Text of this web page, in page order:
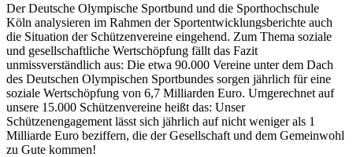
Der Deutsche Olympische Sportbund und die Sporthochschule
Köln analysieren im Rahmen der Sportentwicklungsberichte auch
die Situation der Schützenvereine eingehend. Zum Thema soziale
und gesellschaftliche Wertschöpfung fällt das Fazit
unmissverständlich aus: Die etwa 90.000 Vereine unter dem Dach
des Deutschen Olympischen Sportbundes sorgen jährlich für eine
soziale Wertschöpfung von 6,7 Milliarden Euro. Umgerechnet auf
unsere 15.000 Schützenvereine heißt das: Unser
Schützenengagement lässt sich jährlich auf nicht weniger als 1
Milliarde Euro beziffern, die der Gesellschaft und dem Gemeinwohl
zu Gute kommen!